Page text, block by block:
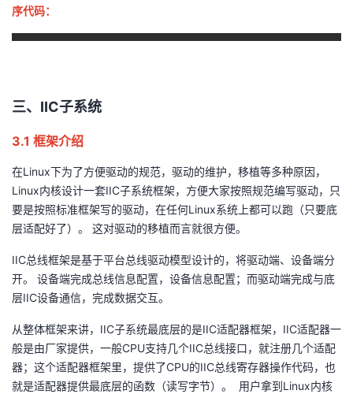
序代码：
三、IIC子系统
3.1 框架介绍
在Linux下为了方便驱动的规范，驱动的维护，移植等多种原因，
Linux内核设计一套IIC子系统框架，方便大家按照规范编写驱动，只
要是按照标准框架写的驱动，在任何Linux系统上都可以跑（只要底
层适配好了）。 这对驱动的移植而言就很方便。
IIC总线框架是基于平台总线驱动模型设计的，将驱动端、设备端分
开。 设备端完成总线信息配置，设备信息配置；而驱动端完成与底
层IIC设备通信，完成数据交互。
从整体框架来讲，IIC子系统最底层的是IIC适配器框架，IIC适配器一
般是由厂家提供，一般CPU支持几个IIC总线接口，就注册几个适配
器；这个适配器框架里，提供了CPU的IIC总线寄存器操作代码，也
就是适配器提供最底层的函数（读写字节）。 用户拿到Linux内核